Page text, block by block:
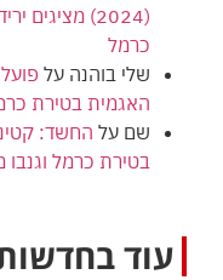
(2024)
כרמל
שלי בוהנה על
האגמית בטירת
שם על החשד:
בטירת כרמל וגנבו
עוד